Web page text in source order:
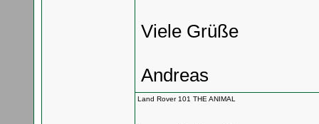
Viele Grüße
Andreas
Land Rover 101 THE ANIMAL